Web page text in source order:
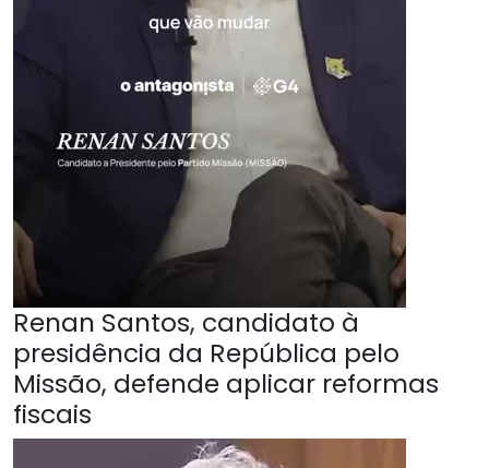
Renan Santos, candidato à
presidência da República pelo
Missão, defende aplicar reformas
fiscais